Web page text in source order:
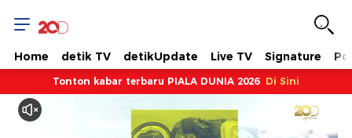
Home detik TV detikUpdate Live TV Signature
Tonton kabar terbaru PIALA DUNIA 2026 Di Sini